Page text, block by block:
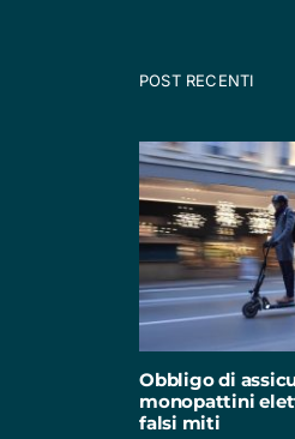
POST RECENTI
Obbligo di
monopattini
falsi miti